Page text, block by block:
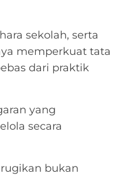
sekolah, serta
memperkuat tata
dari praktik
yang
secara
bukan